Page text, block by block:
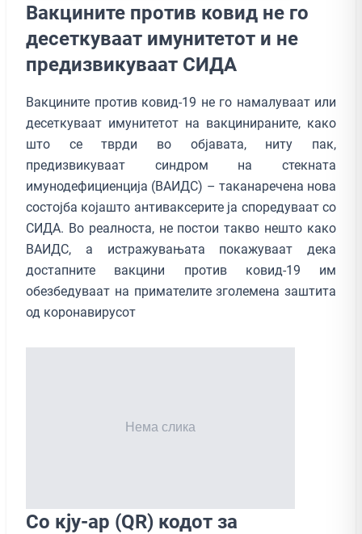
Вакцините против ковид не го
десеткуваат имунитетот и не
предизвикуваат СИДА
Вакцините против ковид-19 не го намалуваат или
десеткуваат имунитетот на вакцинираните, како
што се тврди во објавата, ниту пак,
предизвикуваат синдром на стекната
имунодефициенција (ВАИДС) – таканаречена нова
состојба којашто антиваксерите ја споредуваат со
СИДА. Во реалноста, не постои такво нешто како
ВАИДС, а истражувањата покажуваат дека
достапните вакцини против ковид-19 им
обезбедуваат на примателите зголемена заштита
од коронавирусот
Со кју-ар (QR) кодот за